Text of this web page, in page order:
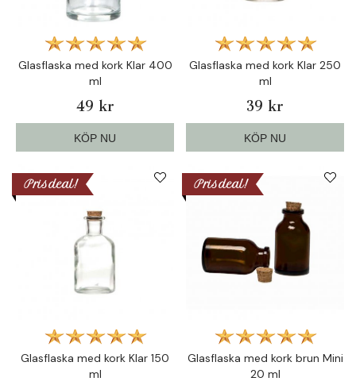
Glasflaska med kork Klar 400
ml
49 kr
KÖP NU
Glasflaska med kork Klar 250
ml
39 kr
KÖP NU
Prisdeal!
Glasflaska med kork Klar 150
ml
Prisdeal!
Glasflaska med kork brun Mini
20 ml